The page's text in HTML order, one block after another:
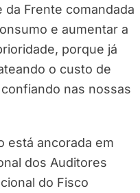
Frente comandada
e aumentar a
porque já
o custo de
nas nossas
está ancorada em
dos Auditores
do Fisco